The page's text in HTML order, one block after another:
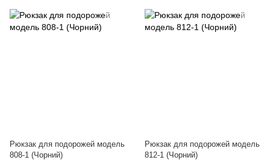
Рюкзак для подорожей модель
808-1 (Чорний)
Рюкзак для подорожей модель
812-1 (Чорний)